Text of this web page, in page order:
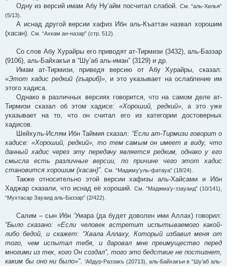
Одну из версий имам Абу Ну’айм посчитал слабой. См. “аль-Хилья”
(5/13).
А иснад другой версии хафиз Ибн аль-Къаттан назвал хорошим
(хасан). См. “Ахкам ан-назар” (стр. 512).
Со слов Абу Хурайры его приводят ат-Тирмизи (3432), аль-Баззар
(9106), аль-Байхакъи в “Шу’аб аль-иман” (3129) и др.
Имам ат-Тирмизи, приведя версию от Абу Хурайры, сказал:
«Этот хадис редкий (гъариб)», и это указывает на ослабление им
этого хадиса.
Однако в различных версиях говорится, что на самом деле ат-
Тирмизи сказал об этом хадисе: «Хороший, редкий», а это уже
указывает на то, что он считал его из категории достоверных
хадисов.
Шейхуль-Ислям Ибн Таймия сказал: “Если ат-Тирмизи говорит о
хадисе: «Хороший, редкий», то тем самым он имеет в виду, что
данный хадис через эту передачу является редким, однако у его
смысла есть различные версии, по причине чего этот хадис
становится хорошим (хасан)”. См. “Маджму’уль-фатауа” (18/24).
Также относительно этой версии хафизы аль-Хайсами и Ибн
Хаджар сказали, что иснад её хороший. См. “Маджма’у-ззауаид” (10/141),
“Мухтасар Зауаид аль-Баззар” (2/422).
Салим – сын Ибн ‘Умара (да будет доволен ими Аллах) говорил:
“Было сказано: «Если человек встретит испытываемого какой-
либо бедой, и скажет: “Хвала Аллаху, Который избавил меня от
того, чем испытал тебя, и даровал мне преимущество перед
многими из тех, кого Он создал”, того это бедствие не постигнет,
каким бы оно ни было»”.‘Абдур-Раззакъ (20713), аль-Байхакъи в “Шу’аб аль-